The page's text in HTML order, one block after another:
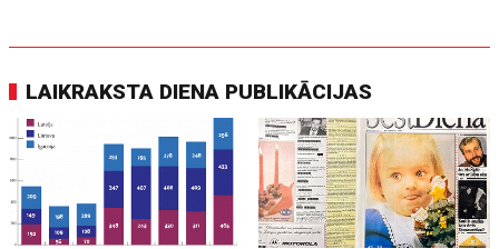
LAIKRAKSTA DIENA PUBLIKĀCIJAS